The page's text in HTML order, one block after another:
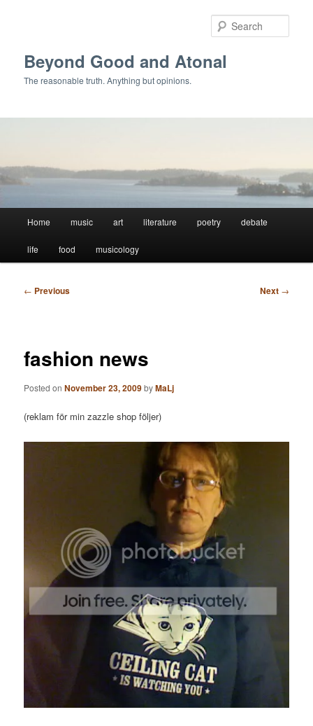
Beyond Good and Atonal
The reasonable truth. Anything but opinions.
Home music art literature poetry debate
life food musicology
Post
← Previous Next →
fashion news
Posted onNovember 23, 2009byMaLj
(reklam för min zazzle shop följer)